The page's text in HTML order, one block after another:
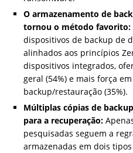
O armazenamento de
tornou o método favorito:
dispositivos de backup de
alinhados aos princípios
dispositivos integrados,
geral (54%) e mais força
backup/restauração (35%).
Múltiplas cópias de
para a recuperação:
pesquisadas seguem a
armazenadas em dois